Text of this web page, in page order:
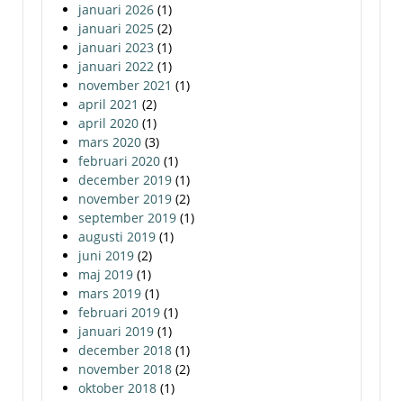
januari 2026 (1)
januari 2025 (2)
januari 2023 (1)
januari 2022 (1)
november 2021 (1)
april 2021 (2)
april 2020 (1)
mars 2020 (3)
februari 2020 (1)
december 2019 (1)
november 2019 (2)
september 2019 (1)
augusti 2019 (1)
juni 2019 (2)
maj 2019 (1)
mars 2019 (1)
februari 2019 (1)
januari 2019 (1)
december 2018 (1)
november 2018 (2)
oktober 2018 (1)